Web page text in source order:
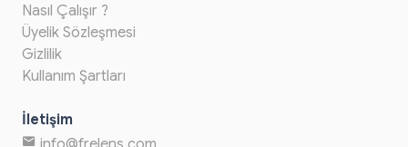
Nasıl Çalışır ?
Üyelik Sözleşmesi
Gizlilik
Kullanım Şartları
İletişim